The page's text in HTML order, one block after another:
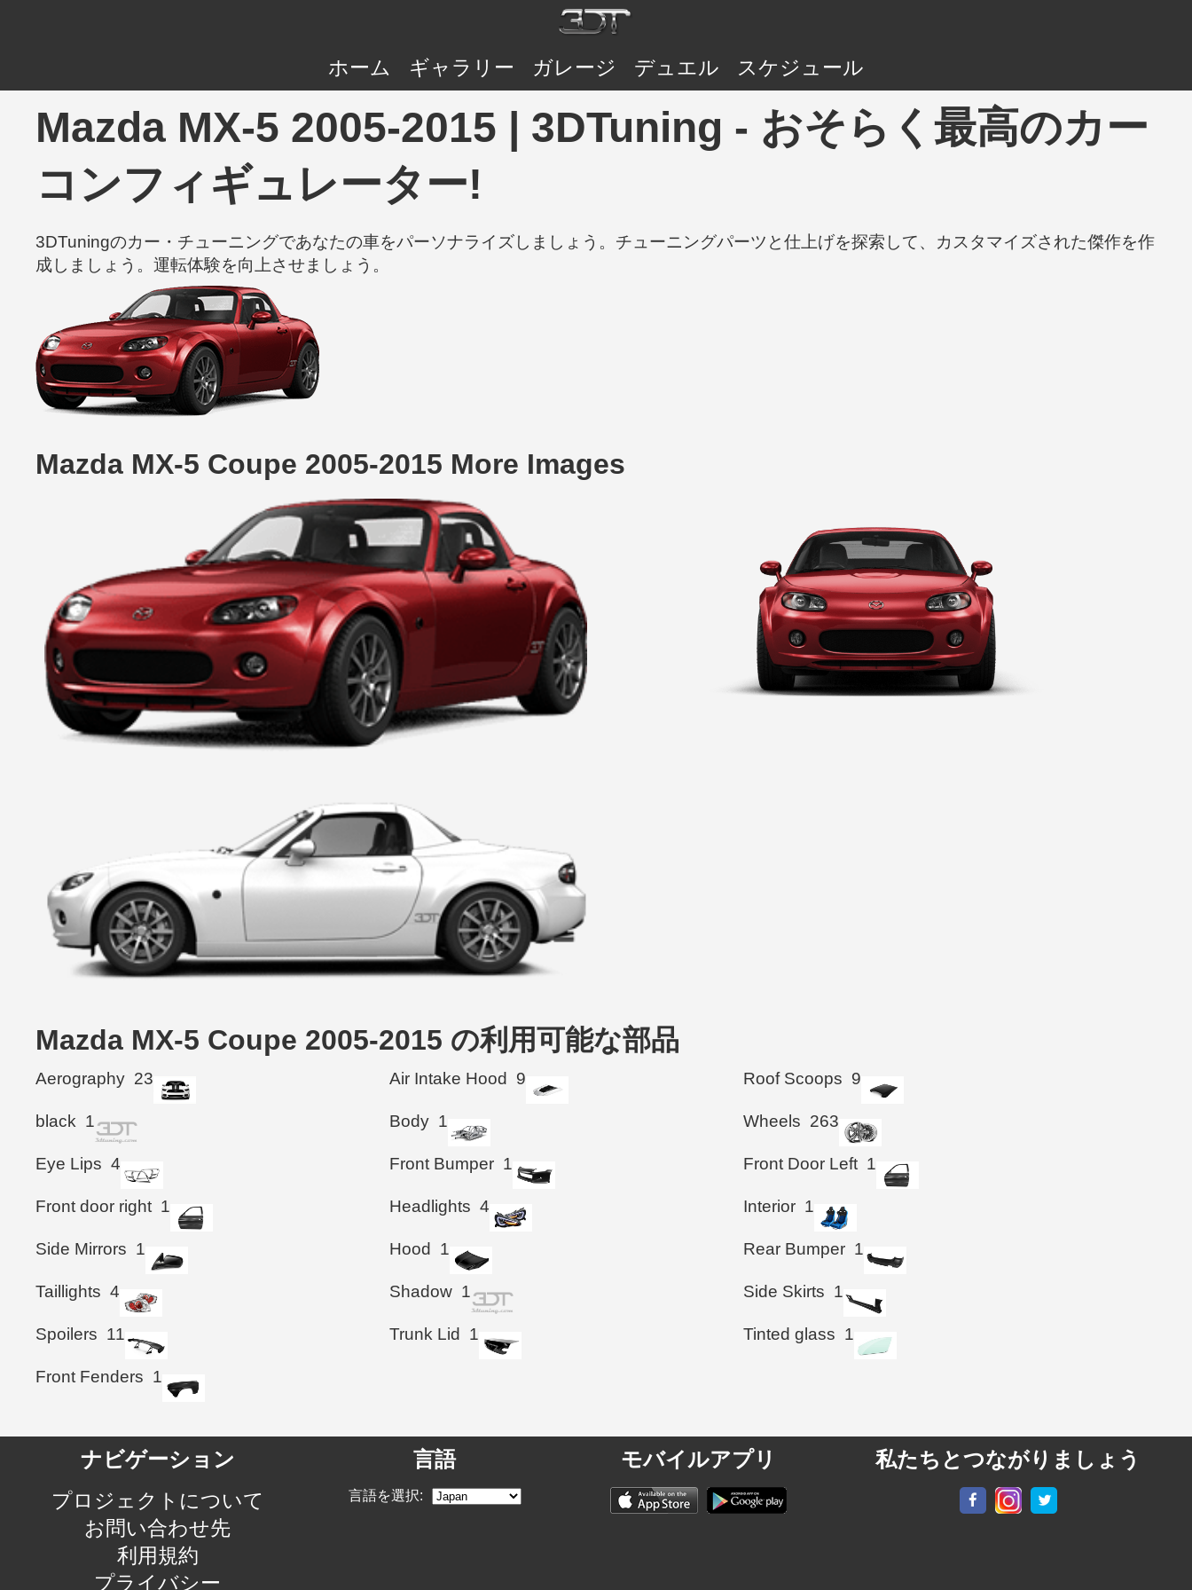
ホーム ギャラリー ガレージ デュエル スケジュール
Mazda MX-5 2005-2015 | 3DTuning - おそらく最高のカー
コンフィギュレーター!
3DTuningのカー・チューニングであなたの車をパーソナライズしましょう。チューニングパーツと仕上げを探索して、カスタマイズされた傑作を作
成しましょう。運転体験を向上させましょう。
Mazda MX-5 Coupe 2005-2015 More Images
Mazda MX-5 Coupe 2005-2015 の利用可能な部品
Aerography 23 Air Intake Hood 9 Roof Scoops 9
black 1 Body 1 Wheels 263
Eye Lips 4 Front Bumper 1 Front Door Left 1
Front door right 1 Headlights 4 Interior 1
Side Mirrors 1 Hood 1 Rear Bumper 1
Taillights 4 Shadow 1 Side Skirts 1
Spoilers 11 Trunk Lid 1 Tinted glass 1
Front Fenders 1
ナビゲーション
プロジェクトについて
お問い合わせ先
利用規約
プライバシー
言語
言語を選択:
モバイルアプリ 私たちとつながりましょう